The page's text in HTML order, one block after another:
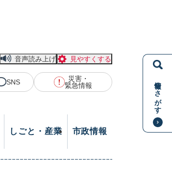
情報をさがす
音声読み上げ 見やすくする
SNS
災害・
緊急情報
しごと・産業 市政情報